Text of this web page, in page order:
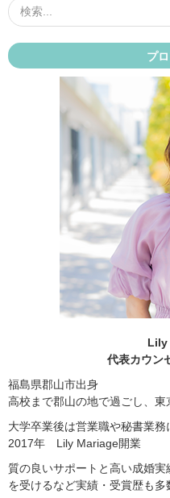
プ
Lily
代表カウン
福島県郡山市出身
高校まで郡山の地で過ごし、東
大学卒業後は営業職や秘書業務
2017年 Lily Mariage開業
質の良いサポートと高い成婚
を受けるなど実績・受賞歴も多